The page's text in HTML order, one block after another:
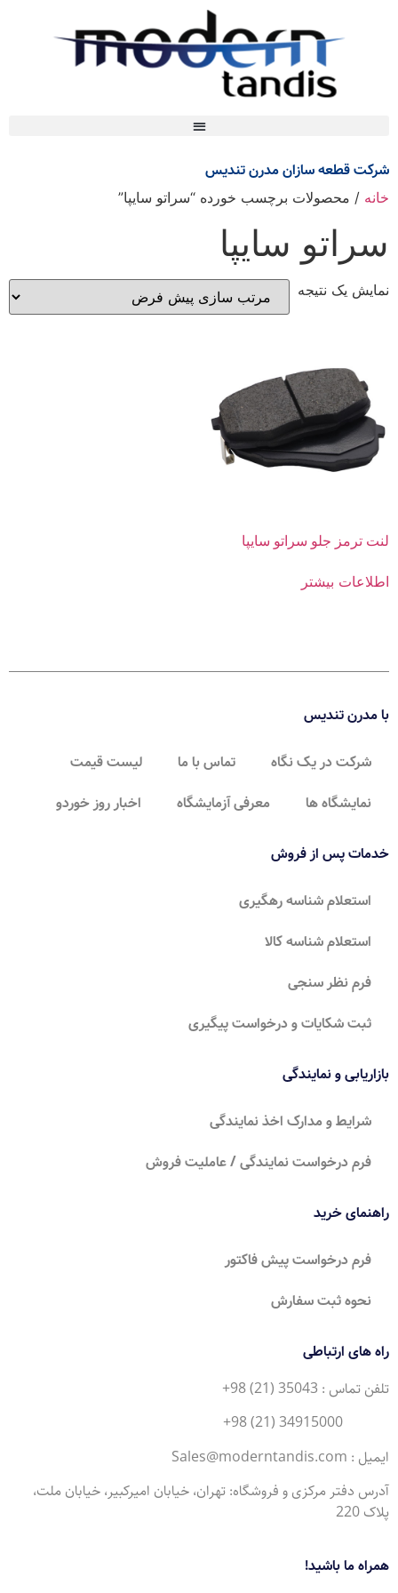
شرکت قطعه سازان مدرن تندیس
خانه / محصولات برچسب خورده “سراتو سایپا”
سراتو سایپا
نمایش یک نتیجه
لنت ترمز جلو سراتو سایپا
اطلاعات بیشتر
با مدرن تندیس
شرکت در یک نگاه تماس با ما
لیست قیمت
نمایشگاه ها
معرفی آزمایشگاه اخبار روز خوردو
خدمات پس از فروش
استعلام شناسه رهگیری
استعلام شناسه کالا
فرم نظر سنجی
ثبت شکایات و درخواست پیگیری
بازاریابی و نمایندگی
شرایط و مدارک اخذ نمایندگی
فرم درخواست نمایندگی / عاملیت فروش
راهنمای خرید
فرم درخواست پیش فاکتور
نحوه ثبت سفارش
راه های ارتباطی
تلفن تماس : 35043 (21) 98+
ایمیل : Sales@moderntandis.com
آدرس دفتر مرکزی و فروشگاه: تهران، خیابان امیرکبیر، خیابان ملت،
پلاک 220
همراه ما باشید!